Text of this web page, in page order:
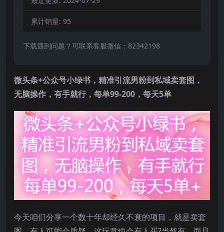
累计销量: 95
下载遇到问题？可联系客服微信：82342198
微头条+公众号小绿书， 精准引流男粉到私域卖套图，
无脑操作，有手就行，每单99-200，每天5单
今天咱们分享一个数十年却经久不衰的项目，就是卖套